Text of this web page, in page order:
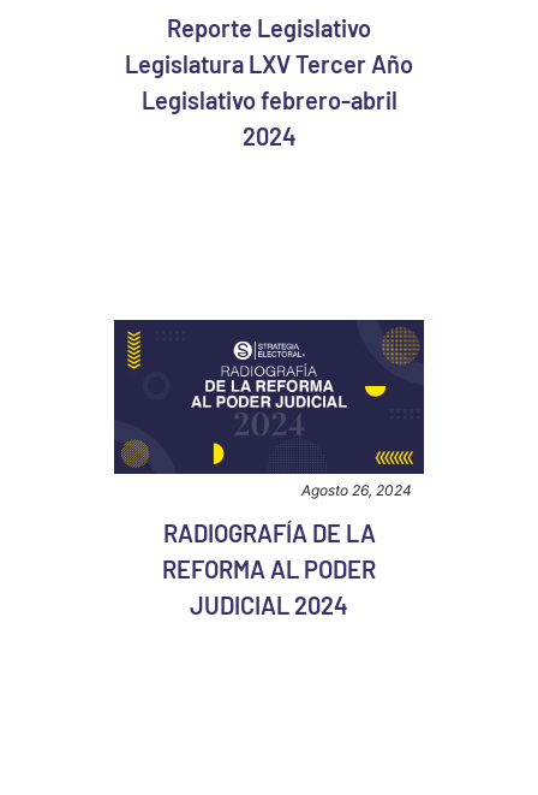
Reporte Legislativo
Legislatura LXV Tercer Año
Legislativo febrero-abril
2024
Agosto 26, 2024
RADIOGRAFÍA DE LA
REFORMA AL PODER
JUDICIAL 2024